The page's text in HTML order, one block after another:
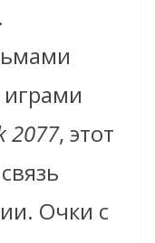
2077, этот
Очки с